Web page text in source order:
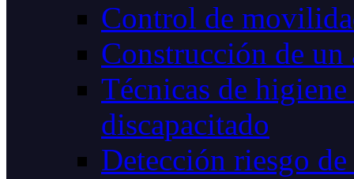
Control de
Construcción de un
Técnicas de
discapacitado
Detección riesgo de